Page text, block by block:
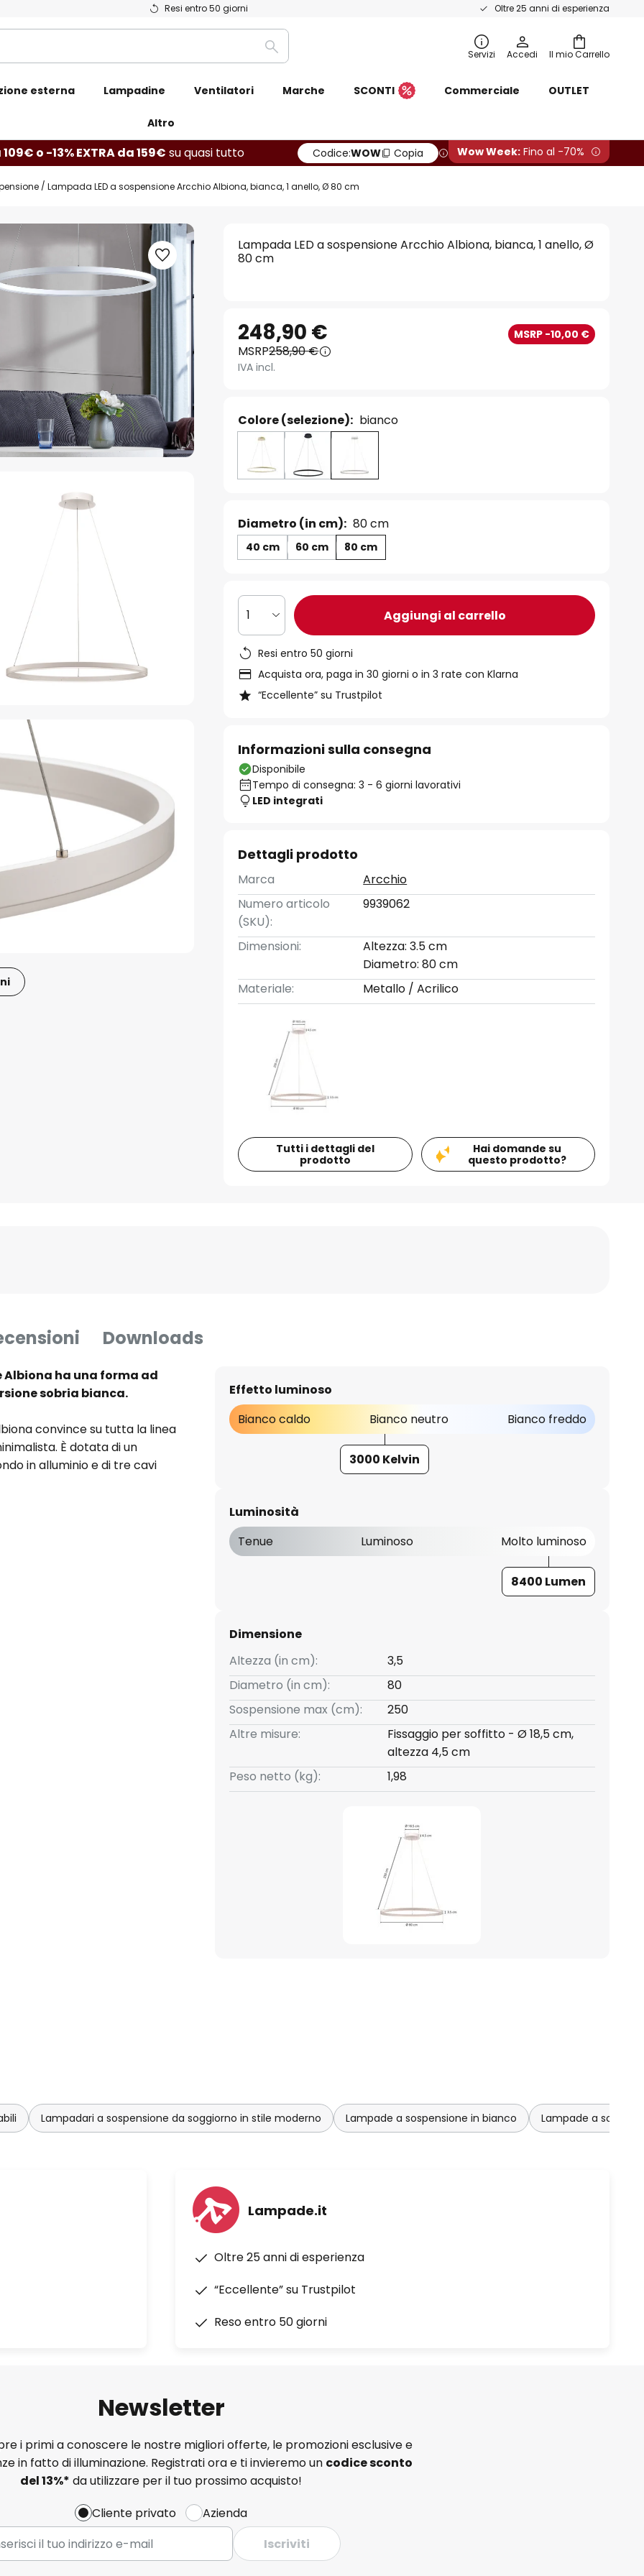
Resi entro 50 giorni Oltre 25 anni di esperienza
Il mio Carrello
Ricerca Servizi Accedi
esterna Lampadine Ventilatori Marche SCONTI Commerciale OUTLET
Altro
109€ o -13% EXTRA da 159€ su quasi tutto Codice:WOW Copia Wow Week: Fino al -70%
Lampada LED a sospensione Arcchio Albiona, bianca, 1 anello, Ø 80 cm
Lampada LED a sospensione Arcchio Albiona, bianca, 1 anello, Ø
80 cm
248,90 € MSRP -10,00 €
MSRP258,90 €
IVA incl.
Colore (selezione): bianco
Diametro (in cm): 80 cm
40 cm 60 cm 80 cm
1 Aggiungi al carrello
Resi entro 50 giorni
Acquista ora, paga in 30 giorni o in 3 rate con Klarna
“Eccellente” su Trustpilot
Informazioni sulla consegna
Disponibile
Tempo di consegna: 3 - 6 giorni lavorativi
LED integrati
Dettagli prodotto
Marca
Arcchio
Numero articolo
(SKU):
9939062
Dimensioni:
Altezza: 3.5 cm
Diametro: 80 cm
Materiale:
Metallo / Acrilico
Tutti i dettagli del
prodotto
Hai domande su
questo prodotto?
Downloads
Albiona ha una forma ad
sobria bianca.
convince su tutta la linea
È dotata di un
in alluminio e di tre cavi
dalla forma ad anello
moderno. I LED
punto di vista energetico
sopra il tavolo da pranzo
Effetto luminoso
Bianco caldo
Bianco neutro Bianco freddo
3000 Kelvin
Luminosità
Tenue
Luminoso Molto luminoso
8400 Lumen
Dimensione
Altezza (in cm):
3,5
Diametro (in cm):
80
Sospensione max (cm):
250
Altre misure:
Fissaggio per soffitto - Ø 18,5 cm,
altezza 4,5 cm
Peso netto (kg):
1,98
Lampadari a sospensione da soggiorno in stile moderno Lampade a sospensione in bianco Lampade a
Lampade.it
Oltre 25 anni di esperienza
“Eccellente” su Trustpilot
Reso entro 50 giorni
Newsletter
i primi a conoscere le nostre migliori offerte, le promozioni esclusive e
in fatto di illuminazione. Registrati ora e ti invieremo un codice sconto
del13%* da utilizzare per il tuo prossimo acquisto!
Cliente privato
Azienda
Iscriviti